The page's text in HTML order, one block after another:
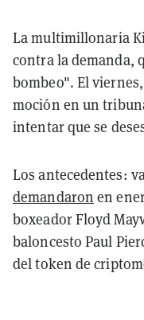
La multimillonaria
contra la demanda,
bombeo". El
moción en un
intentar que se
Los antecedentes:
demandaron en
boxeador Floyd
baloncesto Paul
del token de